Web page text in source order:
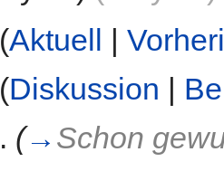
(Aktuell |
(Diskussion
. (→ Schon